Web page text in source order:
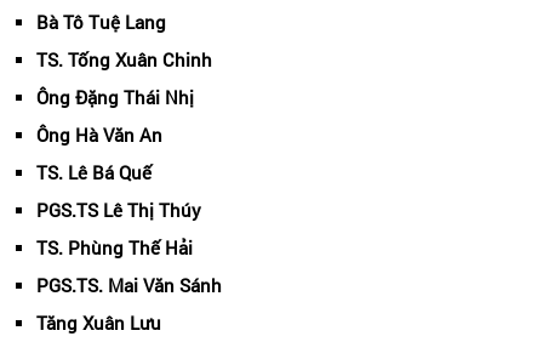
Bà Tô Tuệ Lang
TS. Tống Xuân Chinh
Ông Đặng Thái Nhị
Ông Hà Văn An
TS. Lê Bá Quế
PGS.TS Lê Thị Thúy
TS. Phùng Thế Hải
PGS.TS. Mai Văn Sánh
Tăng Xuân Lưu